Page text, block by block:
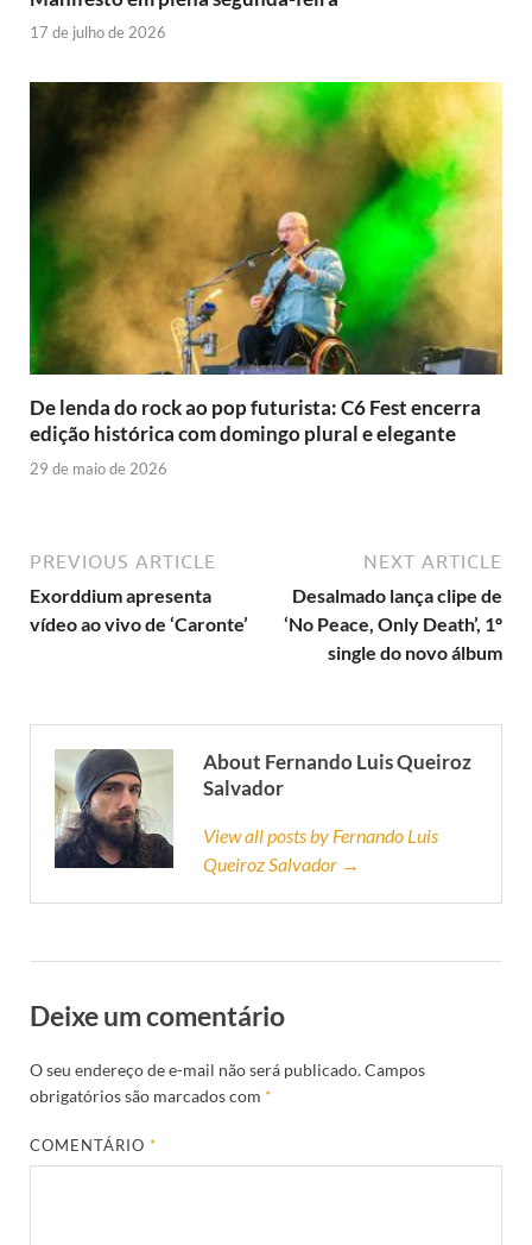
17 de julho de 2026
De lenda do rock ao pop futurista: C6 Fest encerra
edição histórica com domingo plural e elegante
29 de maio de 2026
PREVIOUS ARTICLE
Exorddium apresenta
vídeo ao vivo de ‘Caronte’
NEXT ARTICLE
Desalmado lança clipe de
‘No Peace, Only Death’, 1º
single do novo álbum
About Fernando Luis Queiroz
Salvador
View all posts by Fernando Luis
Queiroz Salvador →
Deixe um comentário
O seu endereço de e-mail não será publicado.Campos
obrigatórios são marcados com *
COMENTÁRIO*